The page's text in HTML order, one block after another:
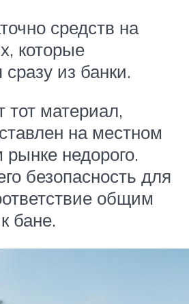
средств на
которые
из банки.
материал,
на местном
недорого.
безопасность для
общим
бане.